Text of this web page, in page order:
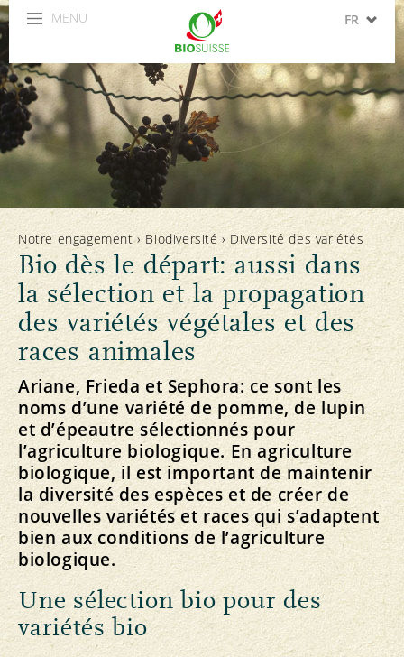
MENU FR
IT
EN
ES
Notre engagement› Biodiversité › Diversité des variétés
Bio dès le départ: aussi dans
la sélection et la propagation
des variétés végétales et des
races animales
Ariane, Frieda et Sephora: ce sont les
noms d’une variété de pomme, de lupin
et d’épeautre sélectionnés pour
l’agriculture biologique. En agriculture
biologique, il est important de maintenir
la diversité des espèces et de créer de
nouvelles variétés et races qui s’adaptent
bien aux conditions de l’agriculture
biologique.
Une sélection bio pour des
variétés bio